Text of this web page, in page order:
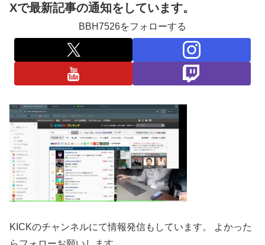
Xで最新記事の通知をしています。
BBH7526をフォローする
KICKのチャンネルにて情報発信もしています。 よかった